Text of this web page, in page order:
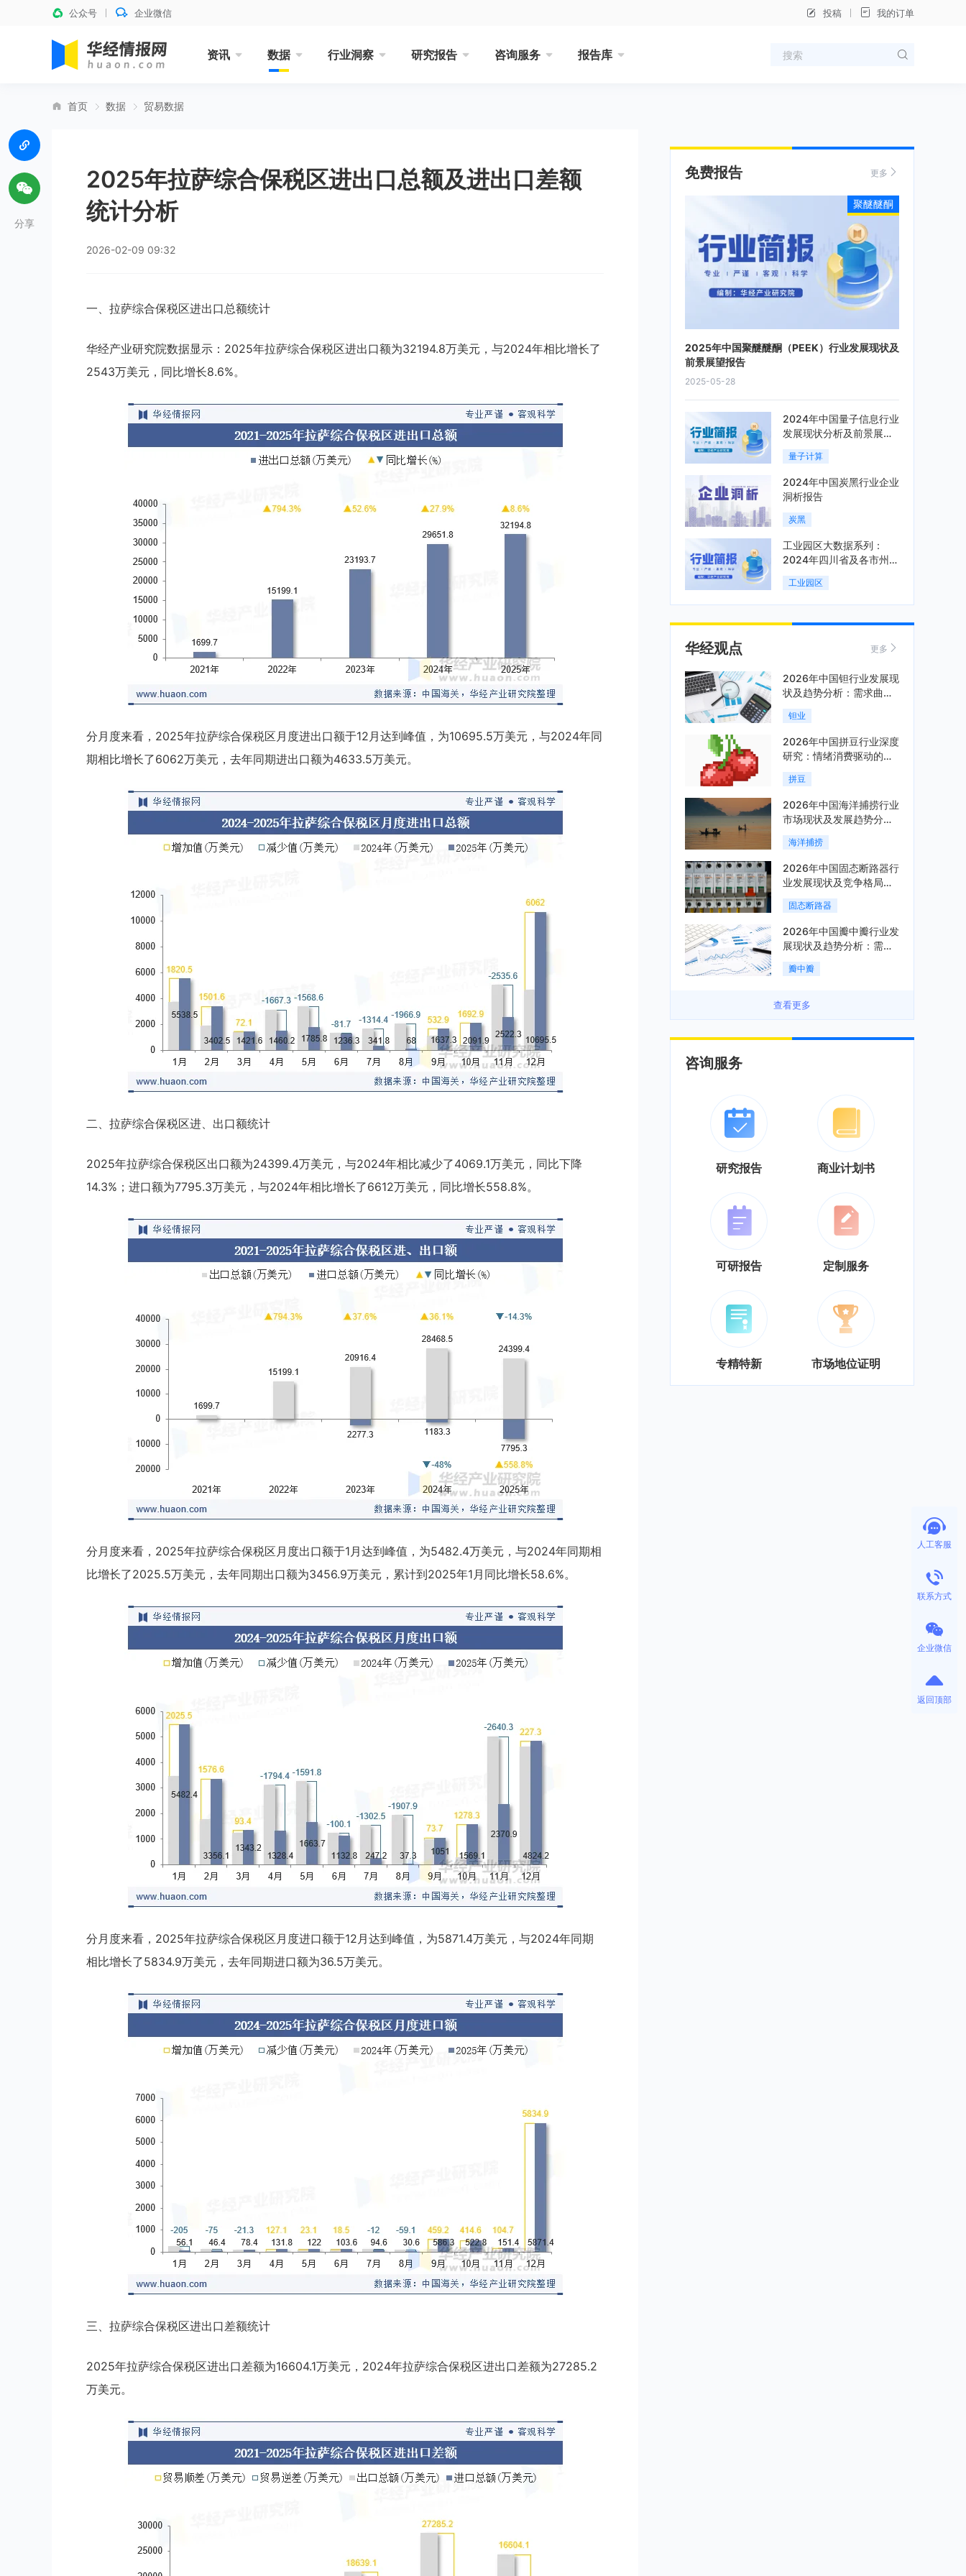
公众号 企业微信 投稿 我的订单
资讯 数据 行业洞察 研究报告 咨询服务 报告库
首页 数据 贸易数据
2025年拉萨综合保税区进出口总额及进出口差额
统计分析
2026-02-09 09:32
一、拉萨综合保税区进出口总额统计
华经产业研究院数据显示：2025年拉萨综合保税区进出口额为32194.8万美元，与2024年相比增长了
2543万美元，同比增长8.6%。
分月度来看，2025年拉萨综合保税区月度进出口额于12月达到峰值，为10695.5万美元，与2024年同
期相比增长了6062万美元，去年同期进出口额为4633.5万美元。
二、拉萨综合保税区进、出口额统计
2025年拉萨综合保税区出口额为24399.4万美元，与2024年相比减少了4069.1万美元，同比下降
14.3%；进口额为7795.3万美元，与2024年相比增长了6612万美元，同比增长558.8%。
分月度来看，2025年拉萨综合保税区月度出口额于1月达到峰值，为5482.4万美元，与2024年同期相
比增长了2025.5万美元，去年同期出口额为3456.9万美元，累计到2025年1月同比增长58.6%。
分月度来看，2025年拉萨综合保税区月度进口额于12月达到峰值，为5871.4万美元，与2024年同期
相比增长了5834.9万美元，去年同期进口额为36.5万美元。
三、拉萨综合保税区进出口差额统计
2025年拉萨综合保税区进出口差额为16604.1万美元，2024年拉萨综合保税区进出口差额为27285.2
万美元。
分享
免费报告 更多
2025年中国聚醚醚酮（PEEK）行业发展现状及
前景展望报告
2025-05-28
聚醚醚酮
2024年中国量子信息行业
发展现状分析及前景展望
报告
量子计算
2024年中国炭黑行业企业
洞析报告
炭黑
工业园区大数据系列：
2024年四川省及各市州工
业园区全景洞析报告
工业园区
华经观点 更多
2026年中国钽行业发展现
状及趋势分析：需求曲线
陡峭与供给曲线平缓的博
弈加剧「图」
钽业
2026年中国拼豆行业深度
研究：情绪消费驱动的新
兴手工赛道「图」
拼豆
2026年中国海洋捕捞行业
市场现状及发展趋势分
析：科技赋能与智能化转
型加速「图」
海洋捕捞
2026年中国固态断路器行
业发展现状及竞争格局分
析：国际巨头领跑技术，
国内企业加速追赶「图」
固态断路器
2026年中国瓣中瓣行业发
展现状及趋势分析：需求
可持续释放，市场发展前
景良好「图」
瓣中瓣
查看更多
咨询服务
研究报告 商业计划书
可研报告 定制服务
专精特新 市场地位证明
人工客服
联系方式
企业微信
返回顶部